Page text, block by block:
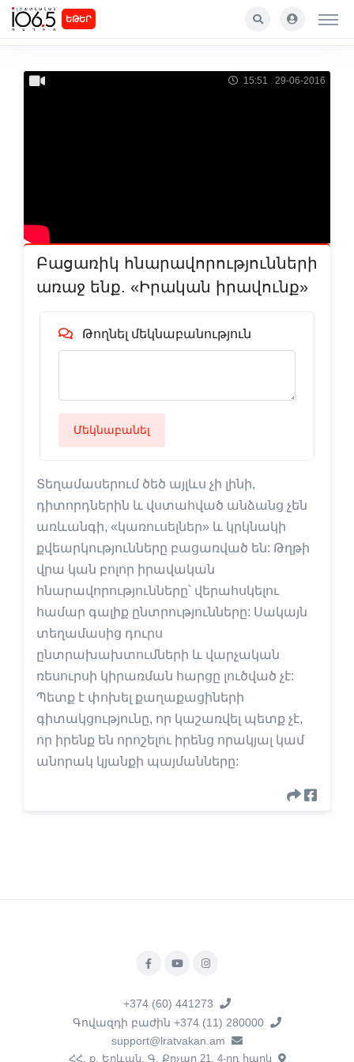
ԵԹԵՐ
15:51 29-06-2016
Բացառիկ հնարավորությունների
առաջ ենք. «Իրական իրավունք»
Թողնել մեկնաբանություն
Մեկնաբանել
Տեղամասերում ծեծ այլևս չի լինի,
դիտորդներին և վստահված անձանց չեն
առևանգի, «կառուսելներ» և կրկնակի
քվեարկությունները բացառված են: Թղթի
վրա կան բոլոր իրավական
հնարավորությունները՝ վերահսկելու
համար գալիք ընտրությունները: Սակայն
տեղամասից դուրս
ընտրախախտումների և վարչական
ռեսուրսի կիրառման հարցը լուծված չէ:
Պետք է փոխել քաղաքացիների
գիտակցությունը, որ կաշառվել պետք չէ,
որ իրենք են որոշելու իրենց որակյալ կամ
անորակ կյանքի պայմանները:
+374 (60) 441273
Գովազդի բաժին +374 (11) 280000
support@lratvakan.am
ՀՀ, ք. Երևան, Գ. Քոչար 21, 4-րդ հարկ